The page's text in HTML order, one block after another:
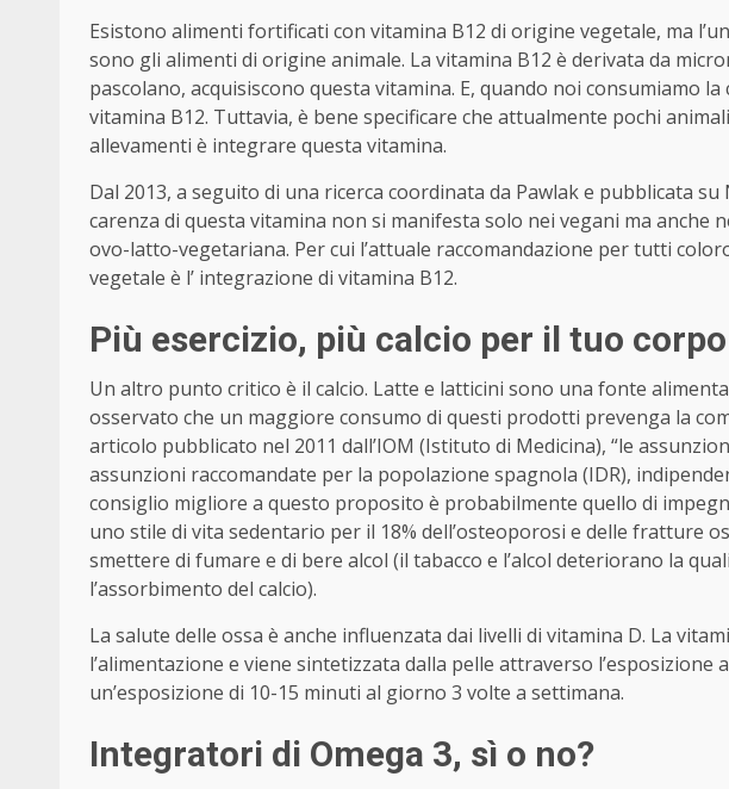
Esistono alimenti fortificati con vitamina B12 di origine vegetale, ma
sono gli alimenti di origine animale. La vitamina B12 è derivata da
pascolano, acquisiscono questa vitamina. E, quando noi consumiamo
vitamina B12. Tuttavia, è bene specificare che attualmente pochi
allevamenti è integrare questa vitamina.
Dal 2013, a seguito di una ricerca coordinata da Pawlak e pubblicata
carenza di questa vitamina non si manifesta solo nei vegani ma anche
ovo-latto-vegetariana. Per cui l’attuale raccomandazione per tutti
vegetale è l’ integrazione di vitamina B12.
Più esercizio, più calcio per il tuo corpo
Un altro punto critico è il calcio. Latte e latticini sono una fonte
osservato che un maggiore consumo di questi prodotti prevenga la
articolo pubblicato nel 2011 dall’IOM (Istituto di Medicina), “le
assunzioni raccomandate per la popolazione spagnola (IDR),
consiglio migliore a questo proposito è probabilmente quello di
uno stile di vita sedentario per il 18% dell’osteoporosi e delle fratture
smettere di fumare e di bere alcol (il tabacco e l’alcol deteriorano la
l’assorbimento del calcio).
La salute delle ossa è anche influenzata dai livelli di vitamina D. La
l’alimentazione e viene sintetizzata dalla pelle attraverso l’esposizione
un’esposizione di 10-15 minuti al giorno 3 volte a settimana.
Integratori di Omega 3, sì o no?